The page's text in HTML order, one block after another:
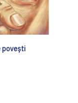
povești